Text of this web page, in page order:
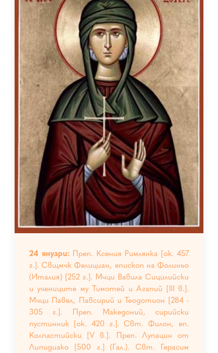
24 януари: Преп. Ксения Римлянка [ок. 457
г.]. Свщмчк Фелициан, епископ на Фолиньо
(Италия) [252 г.]. Мчци Вавила Сицилийски
и учениците му Тимотей и Агапий [III в.].
Мчци Павел, Павсирий и Теодотион [284 -
305 г.]. Преп. Македоний, сирийски
пустинник [ок. 420 г.]. Свт. Филон, еп.
Колпастийски [V в.]. Преп. Лупацин от
Липидиако [500 г.] (Гал.). Свт. Герасим